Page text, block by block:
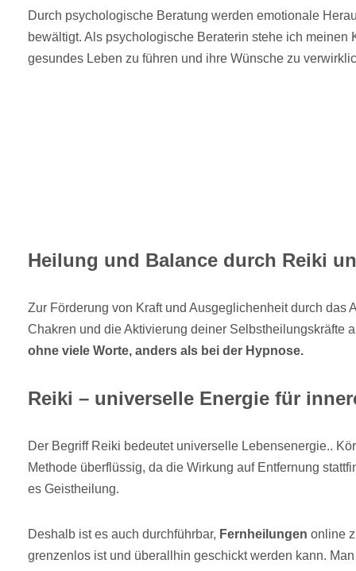
Durch psychologische Beratung werden emotionale
bewältigt. Als psychologische Beraterin stehe ich meinen
gesundes Leben zu führen und ihre Wünsche zu
Heilung und Balance durch Reiki
Zur Förderung von Kraft und Ausgeglichenheit durch das
Chakren und die Aktivierung deiner Selbstheilungskräfte
ohne viele Worte, anders als bei der Hypnose.
Reiki – universelle Energie für
Der Begriff Reiki bedeutet universelle Lebensenergie..
Methode überflüssig, da die Wirkung auf Entfernung
es Geistheilung.
Deshalb ist es auch durchführbar, Fernheilungen online
grenzenlos ist und überallhin geschickt werden kann.